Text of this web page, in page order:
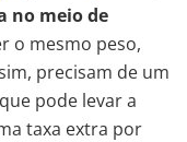
no meio de
o mesmo peso,
precisam de um
pode levar a
taxa extra por